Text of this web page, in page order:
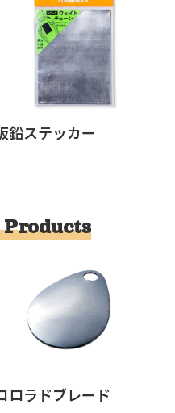
鉛ステッカー
ロラドブレード